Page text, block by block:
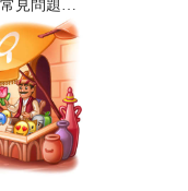
見問題解